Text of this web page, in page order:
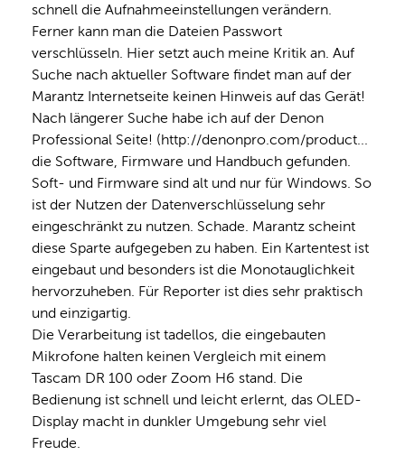
schnell die Aufnahmeeinstellungen verändern.
Ferner kann man die Dateien Passwort
verschlüsseln. Hier setzt auch meine Kritik an. Auf
Suche nach aktueller Software findet man auf der
Marantz Internetseite keinen Hinweis auf das Gerät!
Nach längerer Suche habe ich auf der Denon
Professional Seite! (http://denonpro.com/product...
die Software, Firmware und Handbuch gefunden.
Soft- und Firmware sind alt und nur für Windows. So
ist der Nutzen der Datenverschlüsselung sehr
eingeschränkt zu nutzen. Schade. Marantz scheint
diese Sparte aufgegeben zu haben. Ein Kartentest ist
eingebaut und besonders ist die Monotauglichkeit
hervorzuheben. Für Reporter ist dies sehr praktisch
und einzigartig.
Die Verarbeitung ist tadellos, die eingebauten
Mikrofone halten keinen Vergleich mit einem
Tascam DR 100 oder Zoom H6 stand. Die
Bedienung ist schnell und leicht erlernt, das OLED-
Display macht in dunkler Umgebung sehr viel
Freude.